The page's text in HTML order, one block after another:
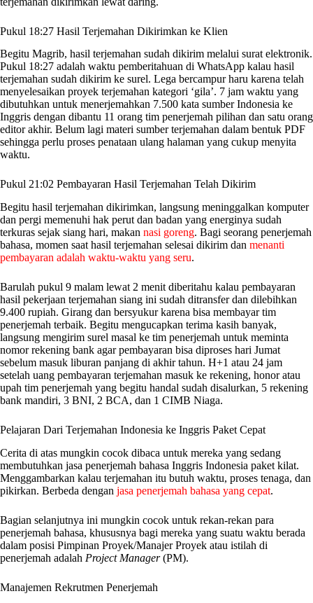
Pukul 18:27 Hasil Terjemahan Dikirimkan ke Klien
Begitu Magrib, hasil terjemahan sudah dikirim melalui surat elektronik.
Pukul 18:27 adalah waktu pemberitahuan di WhatsApp kalau hasil
terjemahan sudah dikirim ke surel. Lega bercampur haru karena telah
menyelesaikan proyek terjemahan kategori ‘gila’. 7 jam waktu yang
dibutuhkan untuk menerjemahkan 7.500 kata sumber Indonesia ke
Inggris dengan dibantu 11 orang tim penerjemah pilihan dan satu orang
editor akhir. Belum lagi materi sumber terjemahan dalam bentuk PDF
sehingga perlu proses penataan ulang halaman yang cukup menyita
waktu.
Pukul 21:02 Pembayaran Hasil Terjemahan Telah Dikirim
Begitu hasil terjemahan dikirimkan, langsung meninggalkan komputer
dan pergi memenuhi hak perut dan badan yang energinya sudah
terkuras sejak siang hari, makan nasi goreng. Bagi seorang penerjemah
bahasa, momen saat hasil terjemahan selesai dikirim dan menanti
pembayaran adalah waktu-waktu yang seru.
Barulah pukul 9 malam lewat 2 menit diberitahu kalau pembayaran
hasil pekerjaan terjemahan siang ini sudah ditransfer dan dilebihkan
9.400 rupiah. Girang dan bersyukur karena bisa membayar tim
penerjemah terbaik. Begitu mengucapkan terima kasih banyak,
langsung mengirim surel masal ke tim penerjemah untuk meminta
nomor rekening bank agar pembayaran bisa diproses hari Jumat
sebelum masuk liburan panjang di akhir tahun. H+1 atau 24 jam
setelah uang pembayaran terjemahan masuk ke rekening, honor atau
upah tim penerjemah yang begitu handal sudah disalurkan, 5 rekening
bank mandiri, 3 BNI, 2 BCA, dan 1 CIMB Niaga.
Pelajaran Dari Terjemahan Indonesia ke Inggris Paket Cepat
Cerita di atas mungkin cocok dibaca untuk mereka yang sedang
membutuhkan jasa penerjemah bahasa Inggris Indonesia paket kilat.
Menggambarkan kalau terjemahan itu butuh waktu, proses tenaga, dan
pikirkan. Berbeda dengan jasa penerjemah bahasa yang cepat.
Bagian selanjutnya ini mungkin cocok untuk rekan-rekan para
penerjemah bahasa, khususnya bagi mereka yang suatu waktu berada
dalam posisi Pimpinan Proyek/Manajer Proyek atau istilah di
penerjemah adalah Project Manager(PM).
Manajemen Rekrutmen Penerjemah